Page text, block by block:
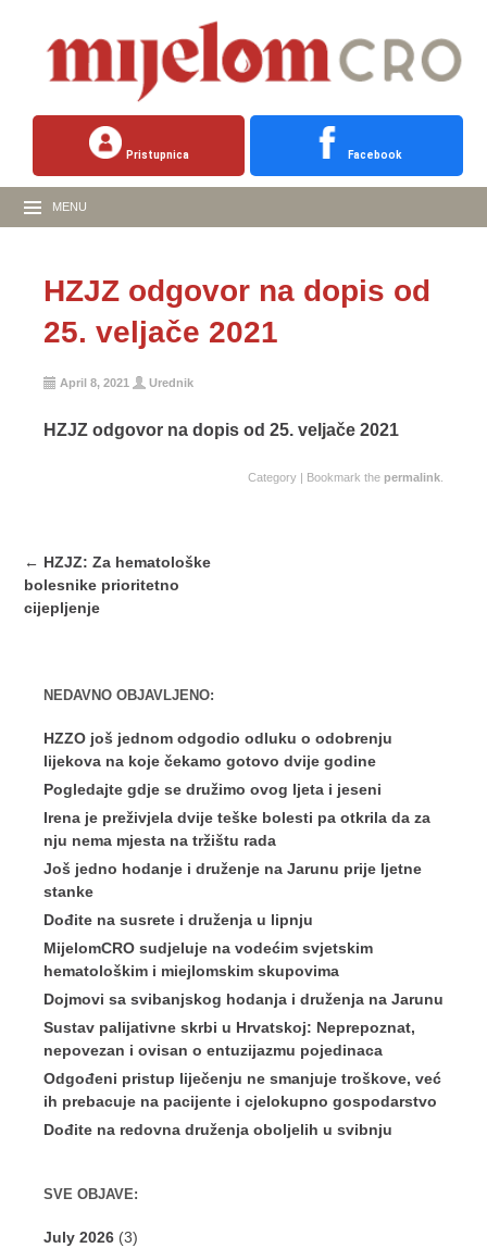
Pristupnica Facebook
MENU
HZJZ odgovor na dopis od
25. veljače 2021
April 8, 2021 Urednik
HZJZ odgovor na dopis od 25. veljače 2021
Category | Bookmark the permalink
Post
navigation
← HZJZ: Za hematološke
bolesnike prioritetno
cijepljenje
NEDAVNO OBJAVLJENO:
HZZO još jednom odgodio odluku o odobrenju
lijekova na koje čekamo gotovo dvije godine
Pogledajte gdje se družimo ovog ljeta i jeseni
Irena je preživjela dvije teške bolesti pa otkrila da za
nju nema mjesta na tržištu rada
Još jedno hodanje i druženje na Jarunu prije ljetne
stanke
Dođite na susrete i druženja u lipnju
MijelomCRO sudjeluje na vodećim svjetskim
hematološkim i miejlomskim skupovima
Dojmovi sa svibanjskog hodanja i druženja na Jarunu
Sustav palijativne skrbi u Hrvatskoj: Neprepoznat,
nepovezan i ovisan o entuzijazmu pojedinaca
Odgođeni pristup liječenju ne smanjuje troškove, već
ih prebacuje na pacijente i cjelokupno gospodarstvo
Dođite na redovna druženja oboljelih u svibnju
SVE OBJAVE:
July 2026 (3)